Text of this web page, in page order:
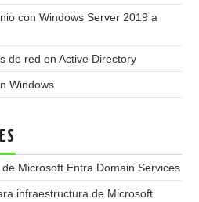
con Windows Server 2019 a
de red en Active Directory
Windows
Microsoft Entra Domain Services
infraestructura de Microsoft